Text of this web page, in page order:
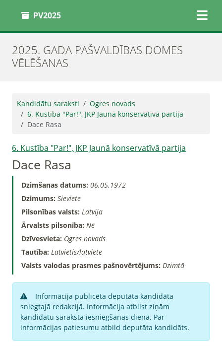
PV2025
2025. GADA PAŠVALDĪBAS DOMES
VĒLĒŠANAS
Kandidātu saraksti
Ogres novads
6. Kustība "Par!", JKP Jaunā konservatīvā partija
Dace Rasa
6. Kustība "Par!", JKP Jaunā konservatīvā partija
Dace Rasa
Dzimšanas datums: 06.05.1972
Dzimums: Sieviete
Pilsonības valsts: Latvija
Ārvalsts pilsonība: Nē
Dzīvesvieta: Ogres novads
Tautība: Latvietis/latviete
Valsts valodas prasmes pašnovērtējums: Dzimtā
Informācija publicēta deputāta kandidāta
sniegtajā redakcijā. Informācija atbilst ziņām
kandidātu saraksta iesniegšanas dienā. Par
informācijas patiesumu atbild deputāta kandidāts.